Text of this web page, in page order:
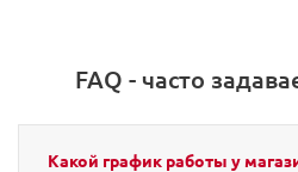
FAQ - часто
Какой график работы у